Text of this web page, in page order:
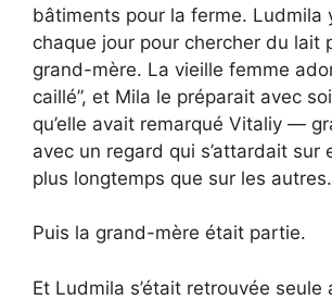
bâtiments pour la ferme. Ludmila
chaque jour pour chercher du lait
grand-mère. La vieille femme
caillé”, et Mila le préparait avec
qu’elle avait remarqué Vitaliy —
avec un regard qui s’attardait sur
plus longtemps que sur les autres.
Puis la grand-mère était partie.
Et Ludmila s’était retrouvée seule